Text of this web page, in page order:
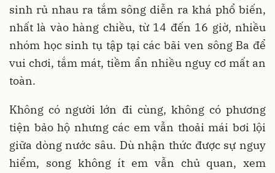
sinh rủ nhau ra tắm sông diễn ra khá phổ biến,
nhất là vào hàng chiều, từ 14 đến 16 giờ, nhiều
nhóm học sinh tụ tập tại các bãi ven sông Ba để
vui chơi, tắm mát, tiềm ẩn nhiều nguy cơ mất an
toàn.
Không có người lớn đi cùng, không có phương
tiện bảo hộ nhưng các em vẫn thoải mái bơi lội
giữa dòng nước sâu. Dù nhận thức được sự nguy
hiểm, song không ít em vẫn chủ quan, xem